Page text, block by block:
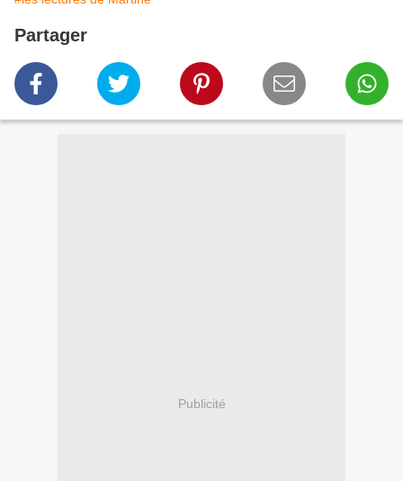
Partager
Publicité